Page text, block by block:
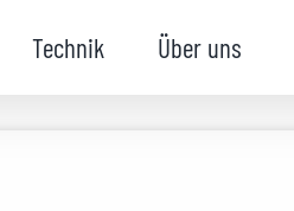
Technik Über uns